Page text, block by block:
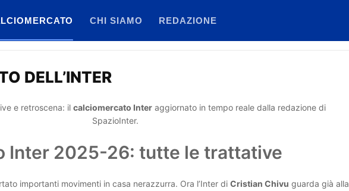
CHI SIAMO REDAZIONE
DELL’INTER
e retroscena: ilcalciomercato Inter aggiornato in tempo reale dalla redazione di
SpazioInter.
Inter 2025-26: tutte le trattative
importanti movimenti in casa nerazzurra. Ora l’Inter di Cristian Chivu guarda già alla